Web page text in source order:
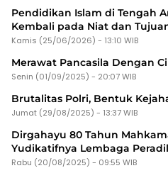
Pendidikan Islam di Tengah
Kembali pada Niat dan
Kamis (25/06/2026) - 13:10 WIB
Merawat Pancasila Dengan
Senin (01/09/2025) - 20:07 WIB
Brutalitas Polri, Bentuk
Jumat (29/08/2025) - 13:37 WIB
Dirgahayu 80 Tahun
Yudikatifnya Lembaga
Rabu (20/08/2025) - 09:55 WIB